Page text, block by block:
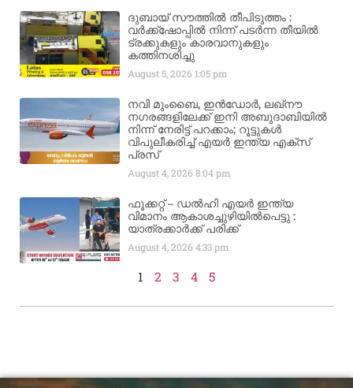
ദുബായ് സൗത്തിൽ തീപിടുത്തം :
വർക്ക്‌ഷോപ്പിൽ നിന്ന് പടർന്ന തീയിൽ
ട്രക്കുകളും കാരവാനുകളും
കത്തിനശിച്ചു
August 5, 2026 1:05 pm
നവി മുംബൈ, ഇൻഡോർ, ലഖ്നൗ
നഗരങ്ങളിലേക്ക് ഇനി അബുദാബിയിൽ
നിന്ന് നേരിട്ട് പറക്കാം; റൂട്ടുകൾ
വിപുലീകരിച്ച് എയർ ഇന്ത്യ എക്സ്
പ്രസ്
August 4, 20268:04 pm
ഫൂക്കറ്റ് – ഡൽഹി എയര്‍ ഇന്ത്യ
വിമാനം ആകാശച്ചുഴിയില്‍പെട്ടു :
യാത്രക്കാര്‍ക്ക് പരിക്ക്
August 4, 20264:33 pm
1 2 3 4 5